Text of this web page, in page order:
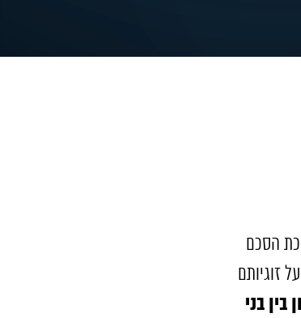
הסכם
זוגיותם
בין בני